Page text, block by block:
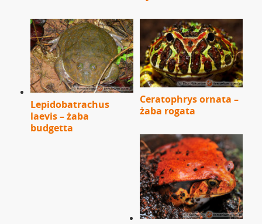
Lepidobatrachus
laevis – żaba
budgetta
Ceratophrys ornata –
żaba rogata